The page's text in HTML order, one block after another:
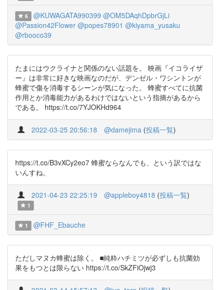
6 @KUWAGATA990399 @OM5DAqhDpbrGjLi
@Passion42Flower @popes78901 @kiyama_yusaku
@rbooco39
たまにはウクライナと関係のない話題を。 映画『イコライザ
ー』は非常に好きな映画なのだが、デンゼル・ワシントンが
蜂蜜で傷を消毒するシーンが気になった。 蜂蜜すべてに抗菌
作用とか消毒能力があるわけではないという指摘があるから
である。 https://t.co/7YJOKHd964
2022-03-25 20:56:18 @damejima (投稿一覧)
https://t.co/B3vXCy2eo7 蜂蜜ならなんでも、という訳ではな
いんすね。
2021-04-23 22:25:19 @appleboy4818 (投稿一覧)
1
1 @FHF_Ebauche
ただしマヌカ蜂蜜は除く。 ■純粋ハチミツが必ずしも抗菌効
果をもつとは限らない https://t.co/SkZFiOjwj3